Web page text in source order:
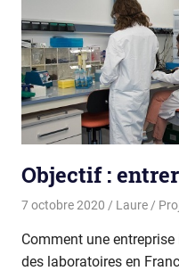
Objectif :
7 octobre 2020 Laure
Comment une
des laboratoires en